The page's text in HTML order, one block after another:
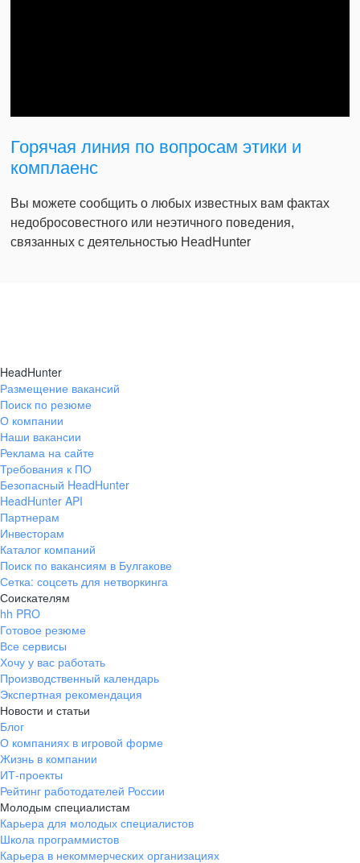
Горячая линия по вопросам этики и
комплаенс
Вы можете сообщить о любых известных вам фактах
недобросовестного или неэтичного поведения,
связанных с деятельностью HeadHunter
HeadHunter
Размещение вакансий
Поиск по резюме
О компании
Наши вакансии
Реклама на сайте
Требования к ПО
Безопасный HeadHunter
HeadHunter API
Партнерам
Инвесторам
Каталог компаний
Поиск по вакансиям в Булгакове
Сетка: соцсеть для нетворкинга
Соискателям
hh PRO
Готовое резюме
Все сервисы
Хочу у вас работать
Производственный календарь
Экспертная рекомендация
Новости и статьи
Блог
О компаниях в игровой форме
Жизнь в компании
ИТ-проекты
Рейтинг работодателей России
Молодым специалистам
Карьера для молодых специалистов
Школа программистов
Карьера в некоммерческих организациях